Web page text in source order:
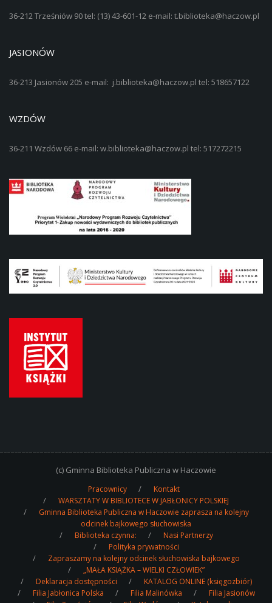
36-212 Trześniów 90 tel: (13) 43-601-12 e-mail: t.biblioteka@haczow.pl
JASIONÓW
36-213 Jasionów 205 e-mail: j.biblioteka@haczow.pl tel: 518657122
WZDÓW
36-211 Wzdów 66 e-mail: w.biblioteka@haczow.pl tel: 517272215
(c) Gminna Biblioteka Publiczna w Haczowie
Pracownicy
Kontakt
WARSZTATY W BIBLIOTECE W JABŁONICY POLSKIEJ
Gminna Biblioteka Publiczna w Haczowie zaprasza na kolejny
odcinek bajkowego słuchowiska
Biblioteka czynna:
Nasi Partnerzy
Polityka prywatności
Zapraszamy na kolejny odcinek słuchowiska bajkowego
„MAŁA KSIĄŻKA – WIELKI CZŁOWIEK”
Deklaracja dostępności
KATALOG ONLINE (księgozbiór)
Filia Jabłonica Polska
Filia Malinówka
Filia Jasionów